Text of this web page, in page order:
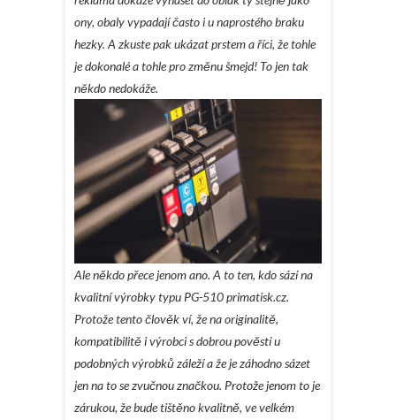
ony, obaly vypadají často i u naprostého braku
hezky. A zkuste pak ukázat prstem a říci, že tohle
je dokonalé a tohle pro změnu šmejd! To jen tak
někdo nedokáže.
Ale někdo přece jenom ano. A to ten, kdo sází na
kvalitní výrobky typu PG-510primatisk.cz.
Protože tento člověk ví, že na originalitě,
kompatibilitě i výrobci s dobrou pověstí u
podobných výrobků záleží a že je záhodno sázet
jen na to se zvučnou značkou. Protože jenom to je
zárukou, že bude tištěno kvalitně, ve velkém